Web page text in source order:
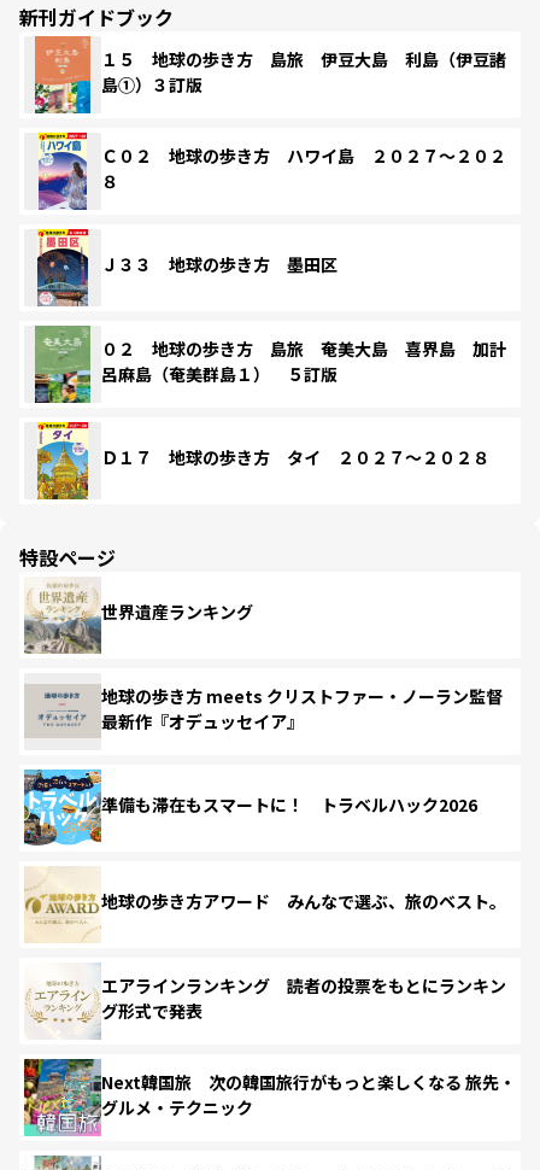
新刊ガイドブック
１５ 地球の歩き方 島旅 伊豆大島 利島（伊豆諸
島①）３訂版
Ｃ０２ 地球の歩き方 ハワイ島 ２０２７～２０２
８
Ｊ３３ 地球の歩き方 墨田区
０２ 地球の歩き方 島旅 奄美大島 喜界島 加計
呂麻島（奄美群島１） ５訂版
Ｄ１７ 地球の歩き方 タイ ２０２７～２０２８
特設ページ
世界遺産ランキング
地球の歩き方 meets クリストファー・ノーラン監督
最新作『オデュッセイア』
準備も滞在もスマートに！ トラベルハック2026
地球の歩き方アワード みんなで選ぶ、旅のベスト。
エアラインランキング 読者の投票をもとにランキン
グ形式で発表
Next韓国旅 次の韓国旅行がもっと楽しくなる 旅先・
グルメ・テクニック